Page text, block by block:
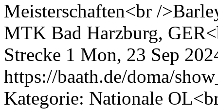
Meisterschaften<br /
MTK Bad Harzburg,
Strecke 1 Mon, 23 Sep
https://baath.de/doma/
Kategorie: Nationale